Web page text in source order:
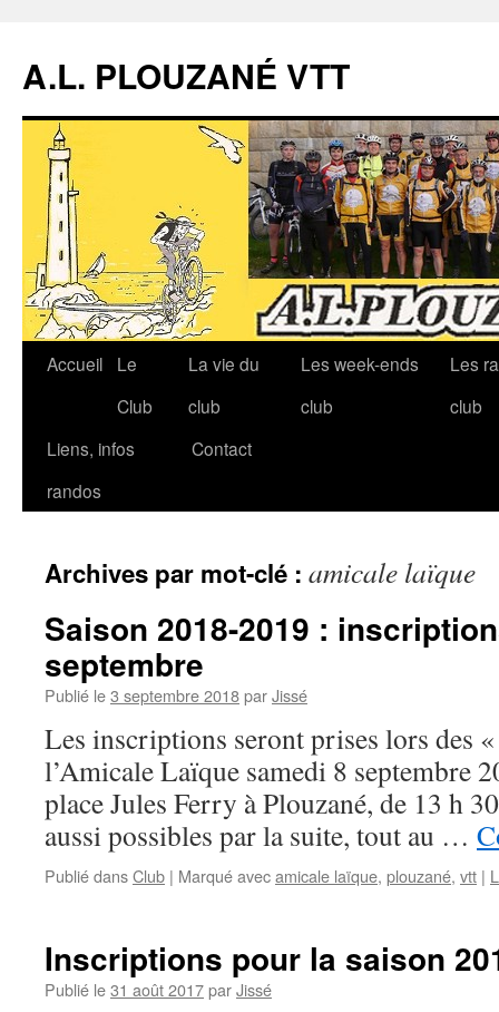
A.L. PLOUZANÉ VTT
Aller
contenu
Accueil
Le
Club
La vie du
club
Les week-ends
club
Les
club
Liens, infos
randos
Contact
Archives par mot-clé : amicale laïque
Saison 2018-2019 :
septembre
Publié le3 septembre 2018parJissé
Les inscriptions seront prises lors des
l’Amicale Laïque samedi 8 septembre
place Jules Ferry à Plouzané, de 13 h
aussi possibles par la suite, tout au …
Publié dansClub | Marqué avecamicale laïque, plouzané, vtt |
Inscriptions pour la saison
Publié le31 août 2017parJissé